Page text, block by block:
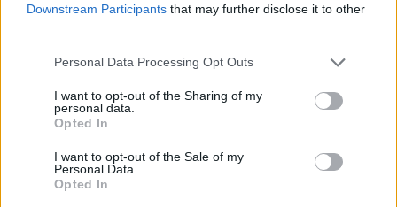
Downstream Participants that may further disclose it to other
Please note that this website/app uses one or more Google
not limited to your visit or usage behaviour. You may click to
grant or deny consent to Google and its third-party tags to
use your data for below specified purposes in below Google
consent section.
Personal Data Processing Opt Outs
I want to opt-out of the Sharing of my
personal data.
Opted In
I want to opt-out of the Sale of my
Personal Data.
Opted In